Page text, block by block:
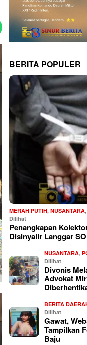
BERITA POPULER
MERAH PUTIH,NUSANTARA
Dilihat
Penangkapan
Disinyalir Langgar
NUSANTARA,
Dilihat
Divonis
Advokat
BERITA
Dilihat
Gawat,
Tampilkan
Baju